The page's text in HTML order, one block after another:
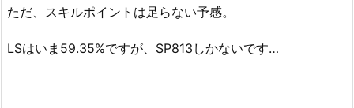
ただ、スキルポイントは足らない予感。
LSはいま59.35%ですが、SP813しかないです…